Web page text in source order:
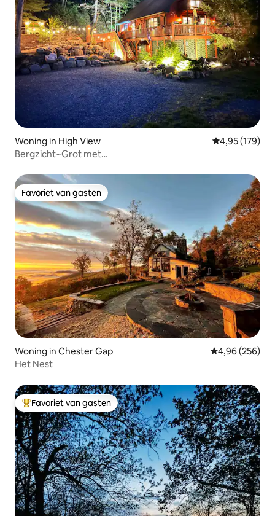
Woning in High View Gemiddelde
4,95 (179)
Bergzicht~Grot met
Favoriet van gasten
Favoriet van gasten
Woning in Chester Gap Gemiddelde
4,96 (256)
Het Nest
Topfavoriet van gasten
Favoriet van gasten